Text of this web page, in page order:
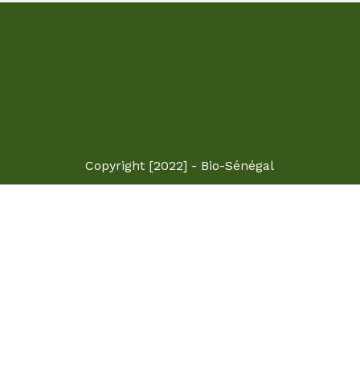
Copyright [2022] - Bio-Sénégal